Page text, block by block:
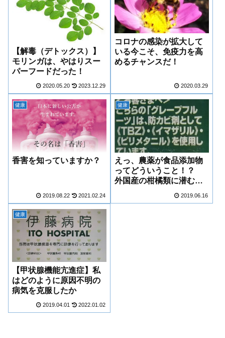
【解毒（デトックス）】
モリンガは、やはりスー
パーフードだった！
2020.05.20 2023.12.29
コロナの感染が拡大して
いる今こそ、免疫力を高
めるチャンスだ！
2020.03.29
健康
香害を知っていますか？
2019.08.22 2021.02.24
健康
えっ、農薬が食品添加物
ってどういうこと！？
外国産の柑橘類に潜むリ
農薬）を知っておきたい
2019.06.16
健康
【甲状腺機能亢進症】私
はどのように原因不明の
病気を克服したか
2019.04.01 2022.01.02